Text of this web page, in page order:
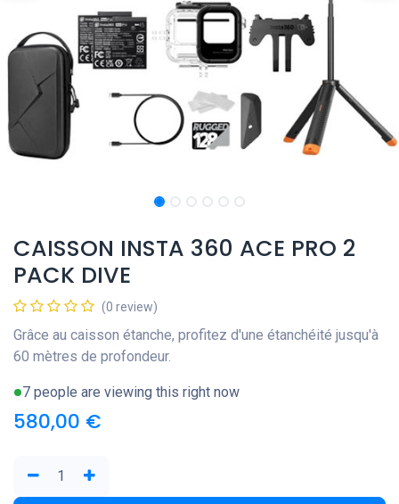
CAISSON INSTA 360 ACE PRO 2
PACK DIVE
(0 review)
Grâce au caisson étanche, profitez d'une étanchéité jusqu'à
60 mètres de profondeur.
7 people are viewing this right now
580,00 €